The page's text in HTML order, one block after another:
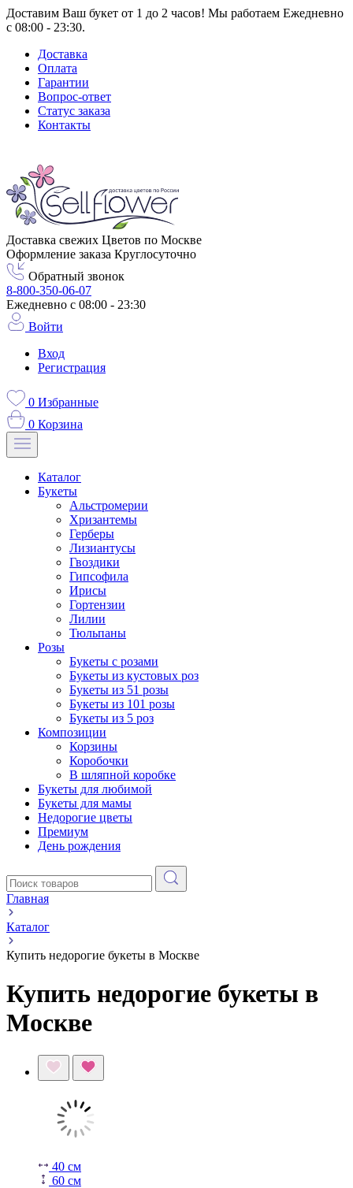
Доставим Ваш букет от 1 до 2 часов! Мы работаем Ежедневно
с 08:00 - 23:30.
Доставка
Оплата
Гарантии
Вопрос-ответ
Статус заказа
Контакты
Доставка свежих Цветов по Москве
Оформление заказа Круглосуточно
Обратный звонок
8-800-350-06-07
Ежедневно с 08:00 - 23:30
Войти
Вход
Регистрация
0 Избранные
0 Корзина
Каталог
Букеты
Альстромерии
Хризантемы
Герберы
Лизиантусы
Гвоздики
Гипсофила
Ирисы
Гортензии
Лилии
Тюльпаны
Розы
Букеты с розами
Букеты из кустовых роз
Букеты из 51 розы
Букеты из 101 розы
Букеты из 5 роз
Композиции
Корзины
Коробочки
В шляпной коробке
Букеты для любимой
Букеты для мамы
Недорогие цветы
Премиум
День рождения
Главная
Каталог
Купить недорогие букеты в Москве
Купить недорогие букеты в
Москве
40 см
60 см